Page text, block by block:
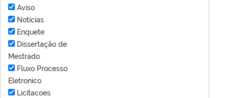
Aviso
Notícias
Enquete
Dissertação de
Mestrado
Fluxo Processo
Eletronico
Licitacoes